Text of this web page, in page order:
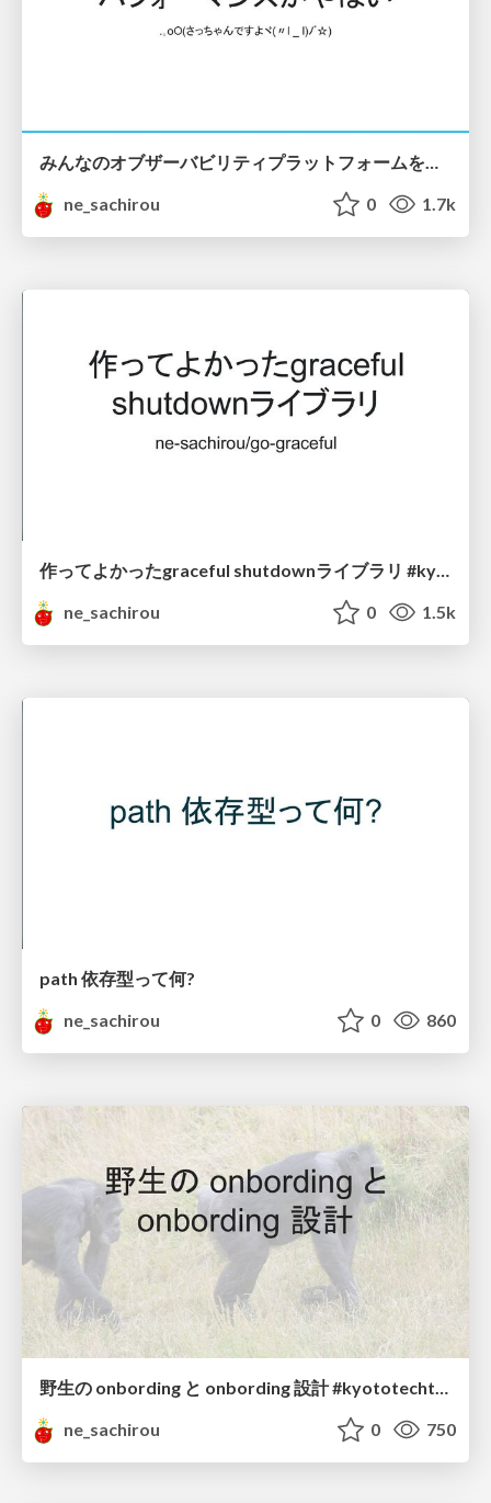
ne_sachirou
0 1.7k
作ってよかったgraceful shutdownライブラリ #kyotogo
ne_sachirou
0 1.5k
path 依存型って何?
ne_sachirou
0 860
野生の onbording と onbording 設計 #kyototechtalk
ne_sachirou
0 750